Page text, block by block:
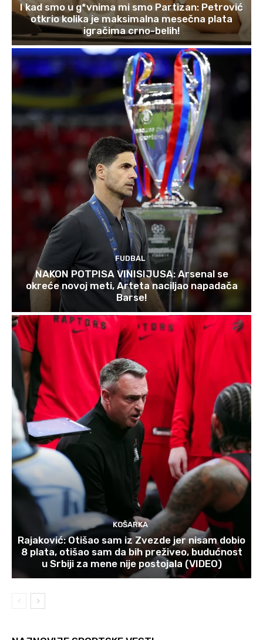
I kad smo u g*vnima mi smo Partizan: Petrović
otkrio kolika je maksimalna mesečna plata
igračima crno-belih!
FUDBAL
NAKON POTPISA VINISIJUSA: Arsenal se
okreće novoj meti, Arteta naciljao napadača
Barse!
KOŠARKA
Rajaković: Otišao sam iz Zvezde jer nisam dobio
8 plata, otišao sam da bih preživeo, budućnost
u Srbiji za mene nije postojala (VIDEO)